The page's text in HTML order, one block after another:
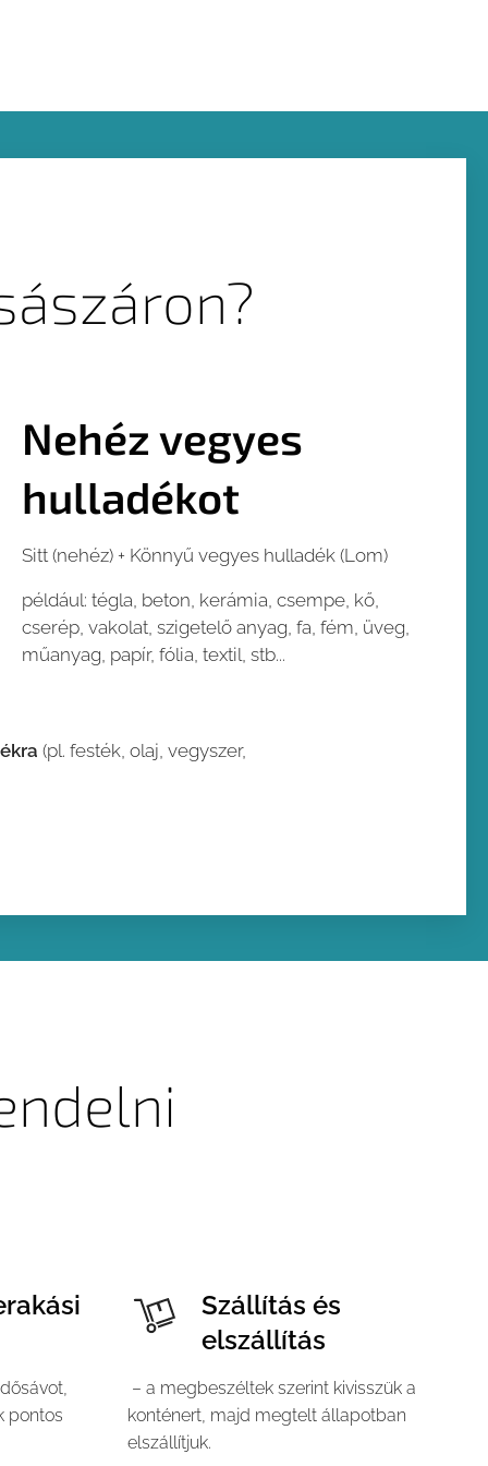
Nehéz vegyes
hulladékot
Sitt (nehéz) + Könnyű vegyes hulladék (Lom)
például: tégla, beton, kerámia, csempe, kő,
cserép, vakolat, szigetelő anyag, fa, fém, üveg,
műanyag, papír, fólia, textil, stb...
(pl. festék, olaj, vegyszer,
pontos
Szállítás és
elszállítás
– a megbeszéltek szerint kivisszük a
konténert, majd megtelt állapotban
elszállítjuk.